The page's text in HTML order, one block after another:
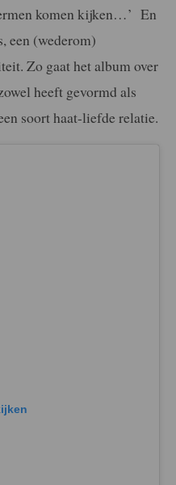
komen kijken…’ En
een (wederom)
Zo gaat het album over
heeft gevormd als
soort haat-liefde relatie.